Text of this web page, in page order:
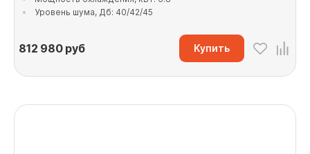
Уровень шума, Дб: 40/42/45
812 980руб Купить